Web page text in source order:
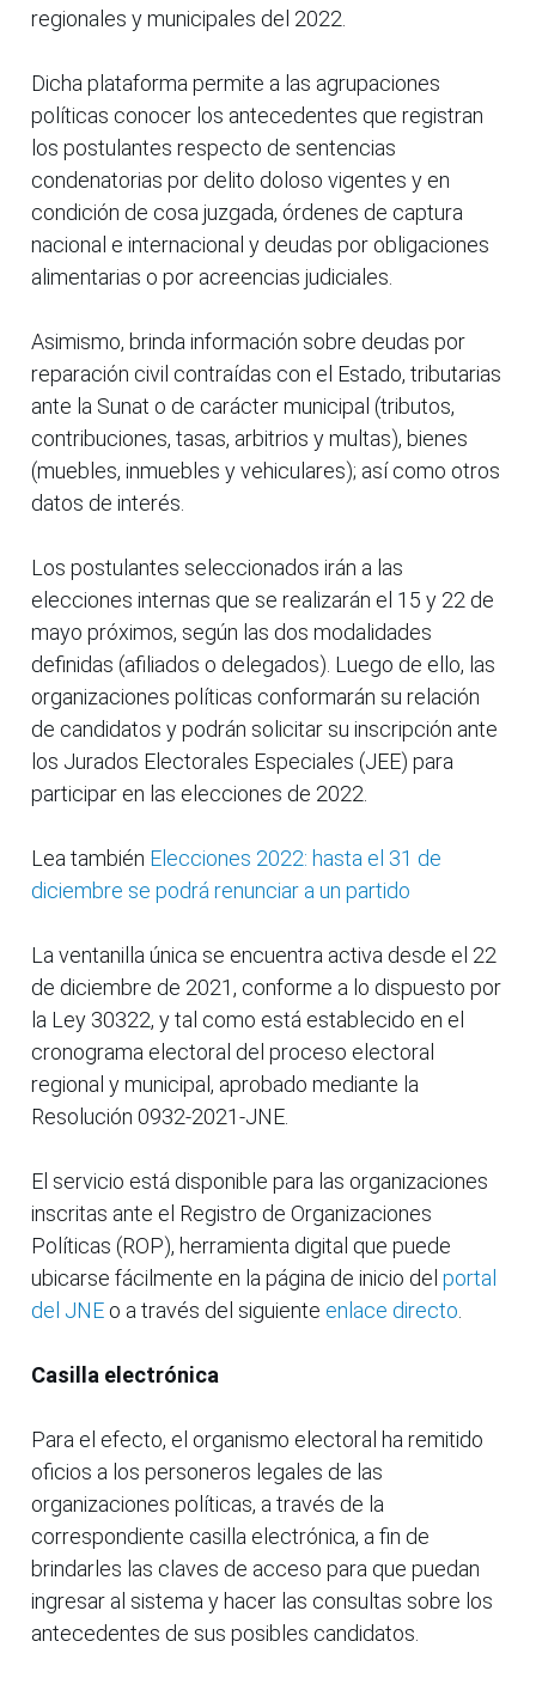
regionales y municipales del 2022.
Dicha plataforma permite a las agrupaciones
políticas conocer los antecedentes que registran
los postulantes respecto de sentencias
condenatorias por delito doloso vigentes y en
condición de cosa juzgada, órdenes de captura
nacional e internacional y deudas por obligaciones
alimentarias o por acreencias judiciales.
Asimismo, brinda información sobre deudas por
reparación civil contraídas con el Estado, tributarias
ante la Sunat o de carácter municipal (tributos,
contribuciones, tasas, arbitrios y multas), bienes
(muebles, inmuebles y vehiculares); así como otros
datos de interés.
Los postulantes seleccionados irán a las
elecciones internas que se realizarán el 15 y 22 de
mayo próximos, según las dos modalidades
definidas (afiliados o delegados). Luego de ello, las
organizaciones políticas conformarán su relación
de candidatos y podrán solicitar su inscripción ante
los Jurados Electorales Especiales (JEE) para
participar en las elecciones de 2022.
Lea también Elecciones 2022: hasta el 31 de
diciembre se podrá renunciar a un partido
La ventanilla única se encuentra activa desde el 22
de diciembre de 2021, conforme a lo dispuesto por
la Ley 30322, y tal como está establecido en el
cronograma electoral del proceso electoral
regional y municipal, aprobado mediante la
Resolución 0932-2021-JNE.
El servicio está disponible para las organizaciones
inscritas ante el Registro de Organizaciones
Políticas (ROP), herramienta digital que puede
ubicarse fácilmente en la página de inicio del portal
del JNE o a través del siguiente enlace directo
Casilla electrónica
Para el efecto, el organismo electoral ha remitido
oficios a los personeros legales de las
organizaciones políticas, a través de la
correspondiente casilla electrónica, a fin de
brindarles las claves de acceso para que puedan
ingresar al sistema y hacer las consultas sobre los
antecedentes de sus posibles candidatos.